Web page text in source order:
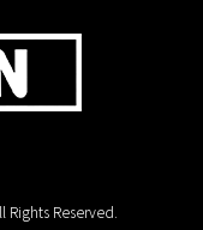
Rights Reserved.